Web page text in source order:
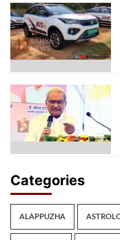
Categories
ALAPPUZHA